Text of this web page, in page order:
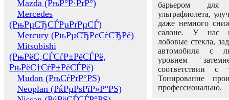
Mazda (РњР°Р·РґР°)
Mercedes
(РњРµСЂСЃРµРґРµСЃ)
Mercury (РњРµСЂРєСѓСЂРё)
Mitsubishi
(РњРёС‚СЃСѓР±РёСЃРё,
РњРёС†СѓР±РёСЃРё)
Mudan (РњСѓРґР°РЅ)
Neoplan (РќРµРѕРїР»Р°РЅ)
барьером для
ультрафиолета,
даже немного
салоне. У нас
лобовые стекла,
автомобиля с
уровнем
соответствии с
Тонирование
профессионально.